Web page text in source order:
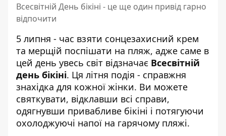
Всесвітній День бікіні - це ще один привід гарно
відпочити
5 липня - час взяти сонцезахисний крем
та мерщій поспішати на пляж, адже саме в
цей день увесь світ відзначає Всесвітній
день бікіні. Ця літня подія - справжня
знахідка для кожної жінки. Ви можете
святкувати, відклавши всі справи,
одягнувши привабливе бікіні і потягуючи
охолоджуючі напої на гарячому пляжі.